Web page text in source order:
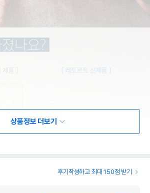
상품정보 더보기
후기작성하고 최대 150점 받기